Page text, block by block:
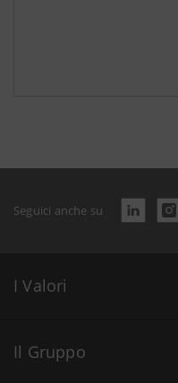
Seguici anche su
I Valori
Il Gruppo